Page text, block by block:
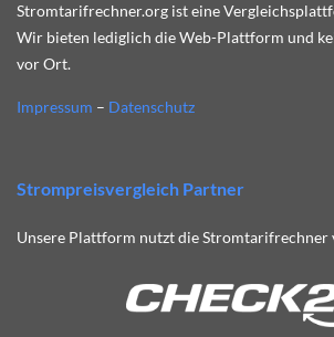
Stromtarifrechner.org ist eine
Wir bieten lediglich die Web-Plattform und
vor Ort.
Impressum – Datenschutz
Strompreisvergleich Partner
Unsere Plattform nutzt die Stromtarifrechner